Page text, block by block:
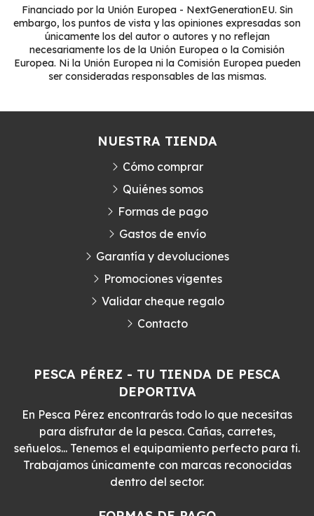
Financiado por la Unión Europea - NextGenerationEU. Sin
embargo, los puntos de vista y las opiniones expresadas son
únicamente los del autor o autores y no reflejan
necesariamente los de la Unión Europea o la Comisión
Europea. Ni la Unión Europea ni la Comisión Europea pueden
ser consideradas responsables de las mismas.
PESCA PÉREZ - TU TIENDA DE PESCA
DEPORTIVA
En Pesca Pérez encontrarás todo lo que necesitas
para disfrutar de la pesca. Cañas, carretes,
señuelos... Tenemos el equipamiento perfecto para ti.
Trabajamos únicamente con marcas reconocidas
dentro del sector.
NUESTRA TIENDA
Cómo comprar
Quiénes somos
Formas de pago
Gastos de envío
Garantía y devoluciones
Promociones vigentes
Validar cheque regalo
Contacto